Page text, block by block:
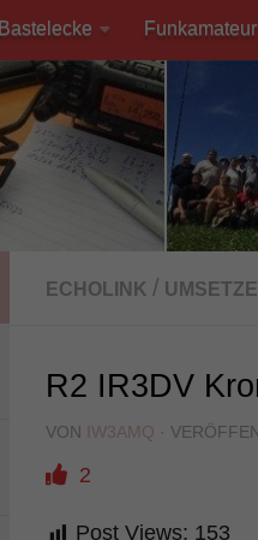
Bastelecke Funkamateur
ECHOLINK /
R2 IR3DV
VON IW3AMQ ·
2
Post Views: 153